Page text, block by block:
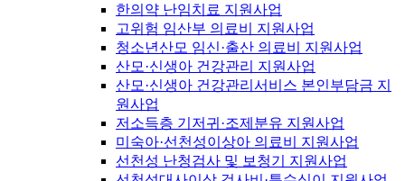
한의약 난임치료 지원사업
고위험 임산부 의료비 지원사업
청소년산모 임신·출산 의료비 지원사업
산모·신생아 건강관리 지원사업
산모·신생아 건강관리서비스 본인부담금 지
원사업
저소득층 기저귀·조제분유 지원사업
미숙아·선천성이상아 의료비 지원사업
선천성 난청검사 및 보청기 지원사업